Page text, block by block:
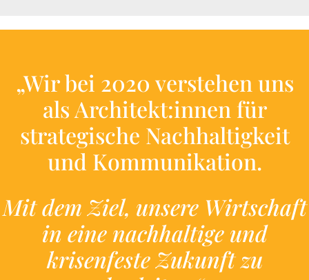
„Wir bei 2020 verstehen uns
als Architekt:innen für
strategische Nachhaltigkeit
und Kommunikation.
Mit dem Ziel, unsere Wirtschaft
in eine nachhaltige und
krisenfeste Zukunft zu